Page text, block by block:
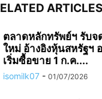
ARTICLES
ตลาดหลักทรัพย์ฯ รับจ
ใหม่ อ้างอิงหุ้นสหรัฐฯ
เริ่มซื้อขาย 1 ก.ค....
isomilk07 - 01/07/2026